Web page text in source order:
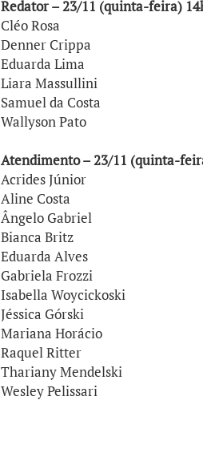
Redator – 23/11 (quinta-feira)
Cléo Rosa
Denner Crippa
Eduarda Lima
Liara Massullini
Samuel da Costa
Wallyson Pato
Atendimento – 23/11 (quinta-
Acrides Júnior
Aline Costa
Ângelo Gabriel
Bianca Britz
Eduarda Alves
Gabriela Frozzi
Isabella Woycickoski
Jéssica Górski
Mariana Horácio
Raquel Ritter
Thariany Mendelski
Wesley Pelissari